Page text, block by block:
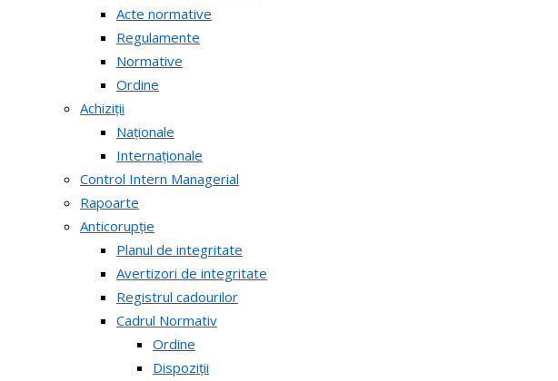
Acte normative
Regulamente
Normative
Ordine
Achiziții
Naționale
Internaționale
Control Intern Managerial
Rapoarte
Anticorupție
Planul de integritate
Avertizori de integritate
Registrul cadourilor
Cadrul Normativ
Ordine
Dispoziții